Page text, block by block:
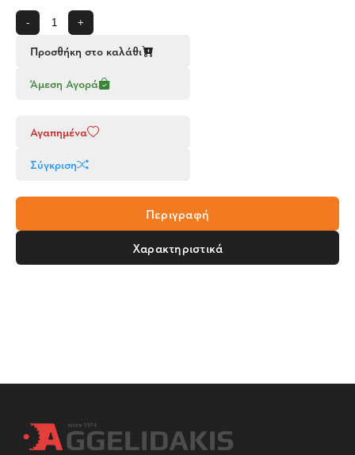
- +
Προσθήκη στο καλάθι
Άμεση Αγορά
Αγαπημένα
Σύγκριση
Περιγραφή
Χαρακτηριστικά